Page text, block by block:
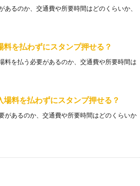
るのか、交通費や所要時間はどのくらいか、
料を払わずにスタンプ押せる？
を払う必要があるのか、交通費や所要時間は
場料を払わずにスタンプ押せる？
あるのか、交通費や所要時間はどのくらいか